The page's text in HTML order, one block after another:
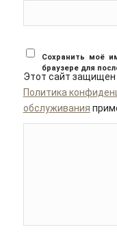
Сохранить моё
браузере для
Этот сайт защищен
Политика
обслуживания